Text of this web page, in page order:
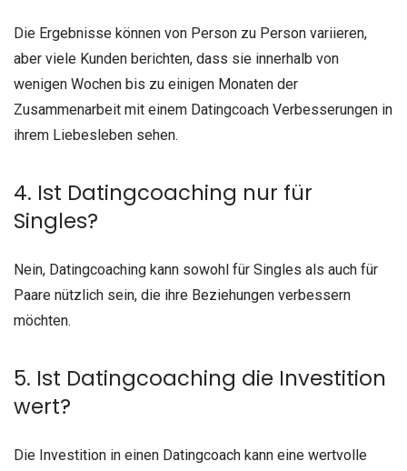
Die Ergebnisse können von Person zu Person variieren,
aber viele Kunden berichten, dass sie innerhalb von
wenigen Wochen bis zu einigen Monaten der
Zusammenarbeit mit einem Datingcoach Verbesserungen in
ihrem Liebesleben sehen.
4. Ist Datingcoaching nur für
Singles?
Nein, Datingcoaching kann sowohl für Singles als auch für
Paare nützlich sein, die ihre Beziehungen verbessern
möchten.
5. Ist Datingcoaching die Investition
wert?
Die Investition in einen Datingcoach kann eine wertvolle